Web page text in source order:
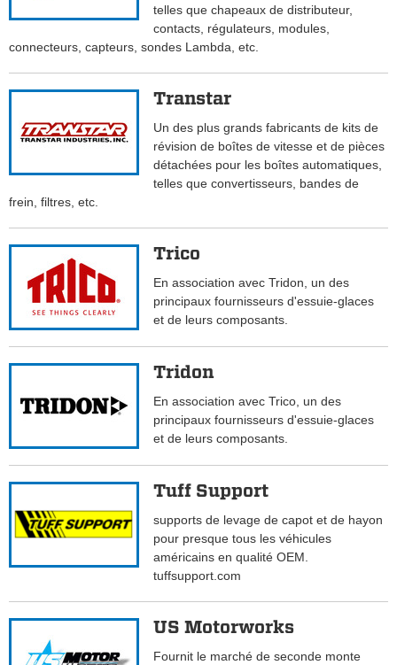
telles que chapeaux de distributeur,
contacts, régulateurs, modules,
connecteurs, capteurs, sondes Lambda, etc.
Transtar
Un des plus grands fabricants de kits de
révision de boîtes de vitesse et de pièces
détachées pour les boîtes automatiques,
telles que convertisseurs, bandes de
frein, filtres, etc.
Trico
En association avec Tridon, un des
principaux fournisseurs d'essuie-glaces
et de leurs composants.
Tridon
En association avec Trico, un des
principaux fournisseurs d'essuie-glaces
et de leurs composants.
Tuff Support
supports de levage de capot et de hayon
pour presque tous les véhicules
américains en qualité OEM.
tuffsupport.com
US Motorworks
Fournit le marché de seconde monte